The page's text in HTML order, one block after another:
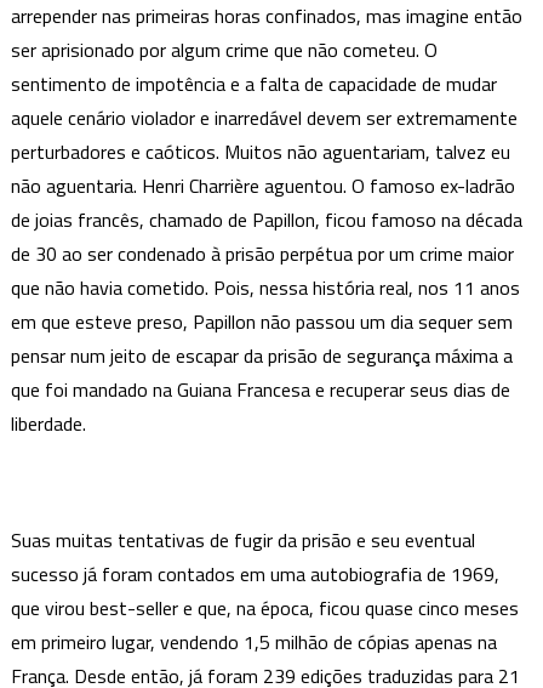
arrepender nas primeiras horas confinados, mas imagine então
ser aprisionado por algum crime que não cometeu. O
sentimento de impotência e a falta de capacidade de mudar
aquele cenário violador e inarredável devem ser extremamente
perturbadores e caóticos. Muitos não aguentariam, talvez eu
não aguentaria. Henri Charrière aguentou. O famoso ex-ladrão
de joias francês, chamado de Papillon, ficou famoso na década
de 30 ao ser condenado à prisão perpétua por um crime maior
que não havia cometido. Pois, nessa história real, nos 11 anos
em que esteve preso, Papillon não passou um dia sequer sem
pensar num jeito de escapar da prisão de segurança máxima a
que foi mandado na Guiana Francesa e recuperar seus dias de
liberdade.
Suas muitas tentativas de fugir da prisão e seu eventual
sucesso já foram contados em uma autobiografia de 1969,
que virou best-seller e que, na época, ficou quase cinco meses
em primeiro lugar, vendendo 1,5 milhão de cópias apenas na
França. Desde então, já foram 239 edições traduzidas para 21